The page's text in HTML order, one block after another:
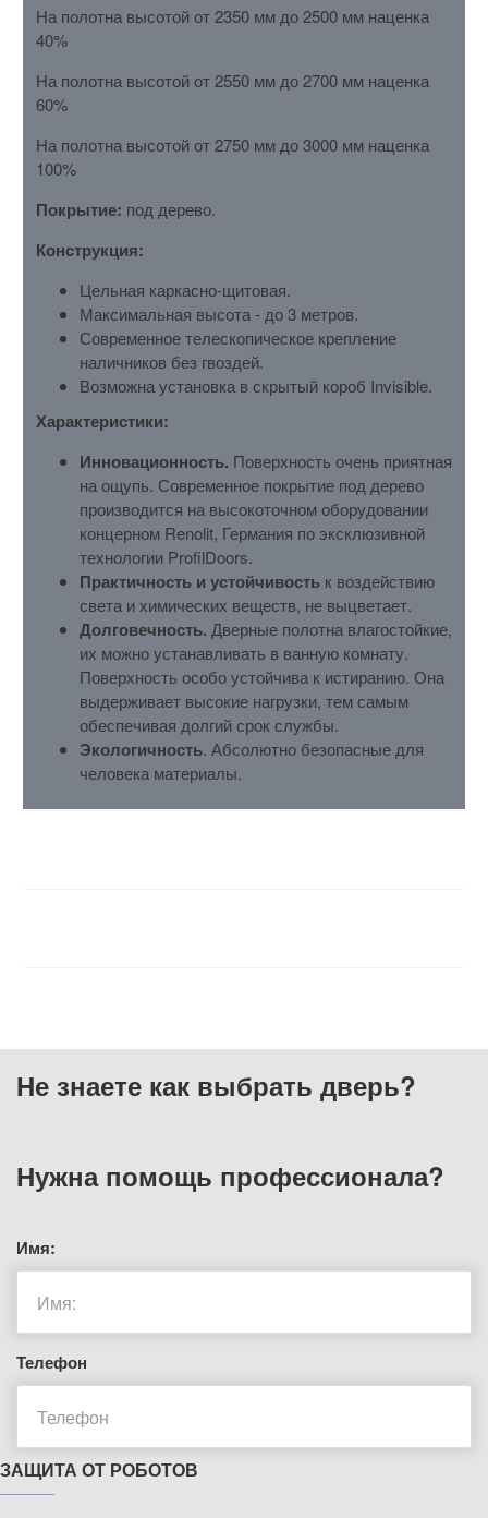
На полотна высотой от 2350 мм до 2500 мм наценка
40%
На полотна высотой от 2550 мм до 2700 мм наценка
60%
На полотна высотой от 2750 мм до 3000 мм наценка
100%
Покрытие: под дерево.
Конструкция:
Цельная каркасно-щитовая.
Максимальная высота - до 3 метров.
Современное телескопическое крепление
наличников без гвоздей.
Возможна установка в скрытый короб Invisible.
Характеристики:
Инновационность. Поверхность очень приятная
на ощупь. Современное покрытие под дерево
производится на высокоточном оборудовании
концерном Renolit, Германия по эксклюзивной
технологии ProfilDoors.
Практичность и устойчивость к воздействию
света и химических веществ, не выцветает.
Долговечность. Дверные полотна влагостойкие,
их можно устанавливать в ванную комнату.
Поверхность особо устойчива к истиранию. Она
выдерживает высокие нагрузки, тем самым
обеспечивая долгий срок службы.
Экологичность. Абсолютно безопасные для
человека материалы.
Не знаете как выбрать дверь?
Нужна помощь профессионала?
Имя:
Телефон
ЗАЩИТА ОТ РОБОТОВ